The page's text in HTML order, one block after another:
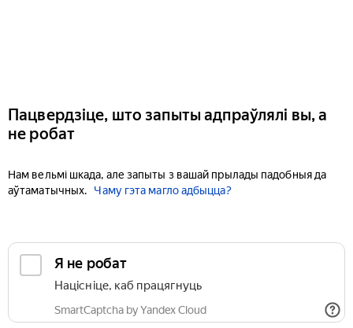
Пацвердзіце, што запыты адпраўлялі вы, а
не робат
Нам вельмі шкада, але запыты з вашай прылады падобныя да
аўтаматычных.
Чаму гэта магло адбыцца?
Я не робат
Націсніце, каб працягнуць
SmartCaptcha by Yandex Cloud